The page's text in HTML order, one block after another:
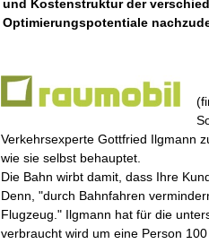
und Kostenstruktur der
Optimierungspotentiale
Verkehrsexperte Gottfried Ilgmann
wie sie selbst behauptet.
Die Bahn wirbt damit, dass Ihre
Denn, "durch Bahnfahren
Flugzeug." Ilgmann hat für die
verbraucht wird um eine Person